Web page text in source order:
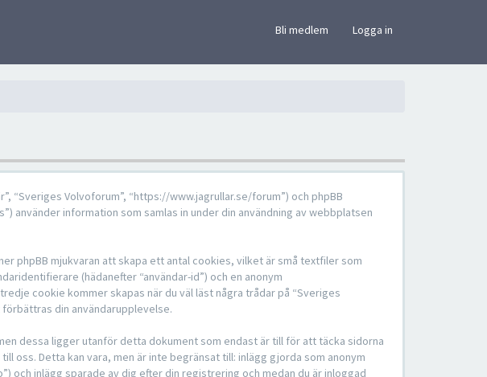
Bli medlem Logga in
“Sveriges Volvoforum”, “https://www.jagrullar.se/forum”) och phpBB
använder information som samlas in under din användning av webbplatsen
phpBB mjukvaran att skapa ett antal cookies, vilket är små textfiler som
(hädanefter “användar-id”) och en anonym
cookie kommer skapas när du väl läst några trådar på “Sveriges
din användarupplevelse.
dessa ligger utanför detta dokument som endast är till för att täcka sidorna
oss. Detta kan vara, men är inte begränsat till: inlägg gjorda som anonym
och inlägg sparade av dig efter din registrering och medan du är inloggad